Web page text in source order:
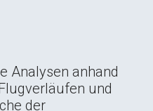
Analysen anhand
und
der